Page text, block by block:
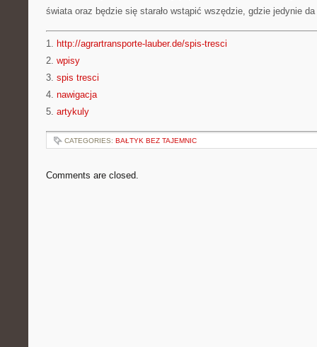
świata oraz będzie się starało wstąpić wszędzie, gdzie jedynie
1. http://agrartransporte-lauber.de/spis-tresci
2. wpisy
3. spis tresci
4. nawigacja
5. artykuly
CATEGORIES: BAŁTYK BEZ TAJEMNIC
Comments are closed.